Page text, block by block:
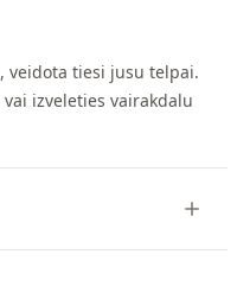
veidota tiesi jusu telpai.
izveleties vairakdalu